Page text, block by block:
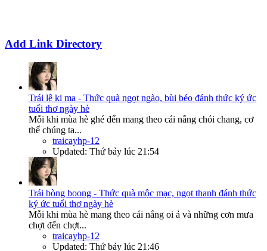
Add Link Directory
Trái lê ki ma - Thức quà ngọt ngào, bùi béo đánh thức ký ức
tuổi thơ ngày hè
Mỗi khi mùa hè ghé đến mang theo cái nắng chói chang, cơ
thể chúng ta...
traicayhp-12
Updated: Thứ bảy lúc 21:54
Trái bòng boong - Thức quà mộc mạc, ngọt thanh đánh thức
ký ức tuổi thơ ngày hè
Mỗi khi mùa hè mang theo cái nắng oi ả và những cơn mưa
chợt đến chợt...
traicayhp-12
Updated: Thứ bảy lúc 21:46